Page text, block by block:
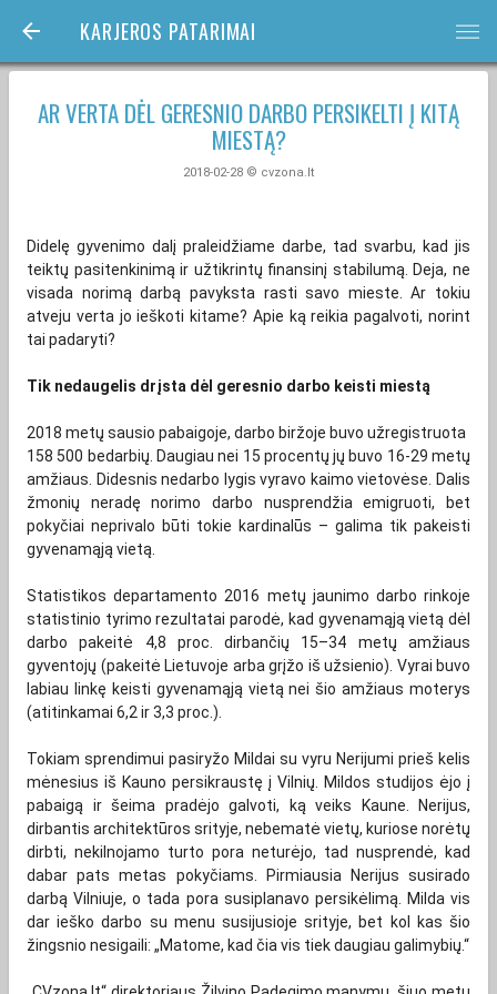
KARJEROS PATARIMAI bars
AR VERTA DĖL GERESNIO DARBO PERSIKELTI Į KITĄ
MIESTĄ?
2018-02-28 © cvzona.lt
Didelę gyvenimo dalį praleidžiame darbe, tad svarbu, kad jis
teiktų pasitenkinimą ir užtikrintų finansinį stabilumą. Deja, ne
visada norimą darbą pavyksta rasti savo mieste. Ar tokiu
atveju verta jo ieškoti kitame? Apie ką reikia pagalvoti, norint
tai padaryti?
Tik nedaugelis drįsta dėl geresnio darbo keisti miestą
2018 metų sausio pabaigoje, darbo biržoje buvo užregistruota
158 500 bedarbių. Daugiau nei 15 procentų jų buvo 16-29 metų
amžiaus. Didesnis nedarbo lygis vyravo kaimo vietovėse. Dalis
žmonių neradę norimo darbo nusprendžia emigruoti, bet
pokyčiai neprivalo būti tokie kardinalūs – galima tik pakeisti
gyvenamąją vietą.
Statistikos departamento 2016 metų jaunimo darbo rinkoje
statistinio tyrimo rezultatai parodė, kad gyvenamąją vietą dėl
darbo pakeitė 4,8 proc. dirbančių 15–34 metų amžiaus
gyventojų (pakeitė Lietuvoje arba grįžo iš užsienio). Vyrai buvo
labiau linkę keisti gyvenamąją vietą nei šio amžiaus moterys
(atitinkamai 6,2 ir 3,3 proc.).
Tokiam sprendimui pasiryžo Mildai su vyru Nerijumi prieš kelis
mėnesius iš Kauno persikraustę į Vilnių. Mildos studijos ėjo į
pabaigą ir šeima pradėjo galvoti, ką veiks Kaune. Nerijus,
dirbantis architektūros srityje, nebematė vietų, kuriose norėtų
dirbti, nekilnojamo turto pora neturėjo, tad nusprendė, kad
dabar pats metas pokyčiams. Pirmiausia Nerijus susirado
darbą Vilniuje, o tada pora susiplanavo persikėlimą. Milda vis
dar ieško darbo su menu susijusioje srityje, bet kol kas šio
žingsnio nesigaili: „Matome, kad čia vis tiek daugiau galimybių.“